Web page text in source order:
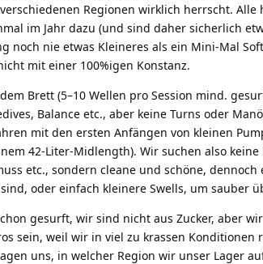
Regionen wirklich herrscht. Alle
im Jahr dazu (und sind daher sicherlich
noch nie etwas Kleineres als ein Mini-Mal
mit einer 100%igen Konstanz.
Brett (5–10 Wellen pro Session mind.
Balance etc., aber keine Turns oder
mit den ersten Anfängen von kleinen
42-Liter-Midlength). Wir suchen also
etc., sondern cleane und schöne, dennoch
oder einfach kleinere Swells, um sauber
gesurft, wir sind nicht aus Zucker, aber
sein, weil wir in viel zu krassen Konditionen
uns, in welcher Region wir unser Lager